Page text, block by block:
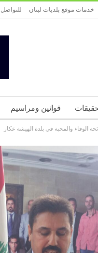
خدمات موقع بلديات لبنان للتواصل
قوانين ومراسيم
الوفاء والمحبة في بلدة الهيشة عكار